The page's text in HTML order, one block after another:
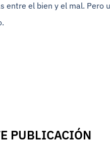
entre el bien y el mal.
PUBLICACIÓN